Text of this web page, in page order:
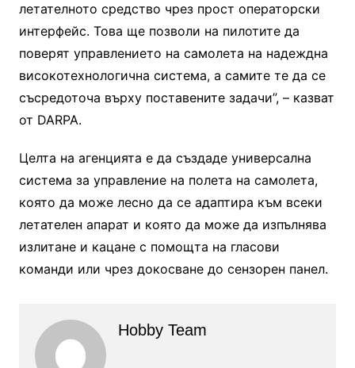
летателното средство чрез прост операторски
интерфейс. Това ще позволи на пилотите да
поверят управлението на самолета на надеждна
високотехнологична система, а самите те да се
съсредоточа върху поставените задачи”, – казват
от DARPA.
Целта на агенцията е да създаде универсална
система за управление на полета на самолета,
която да може лесно да се адаптира към всеки
летателен апарат и която да може да изпълнява
излитане и кацане с помощта на гласови
команди или чрез докосване до сензорен панел.
Hobby Team